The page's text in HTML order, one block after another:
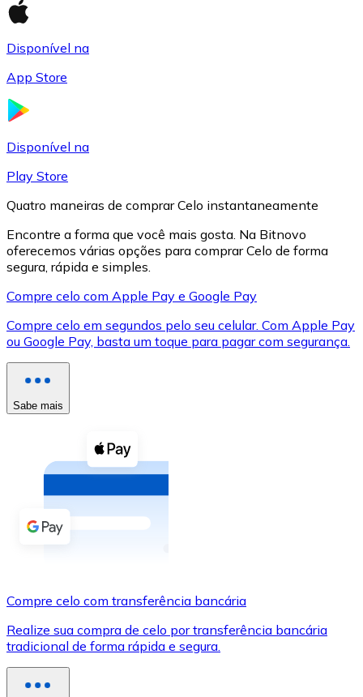
XRP
XRP
Cupons cripto
Comprar com dinheiro
Comprar com transferência bancária
Cartão de crédito / débito
Comprar com cartão
Disponível na
App Store
Disponível na
Play Store
Quatro maneiras de comprar Celo instantaneamente
Encontre a forma que você mais gosta. Na Bitnovo
oferecemos várias opções para comprar Celo de forma
segura, rápida e simples.
Compre celo com Apple Pay e Google Pay
Compre celo em segundos pelo seu celular. Com Apple Pay
ou Google Pay, basta um toque para pagar com segurança.
Sabe mais
Compre celo com transferência bancária
Realize sua compra de celo por transferência bancária
tradicional de forma rápida e segura.